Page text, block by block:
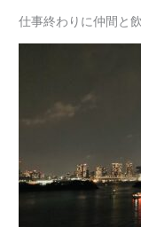
仕事終わりに仲間と